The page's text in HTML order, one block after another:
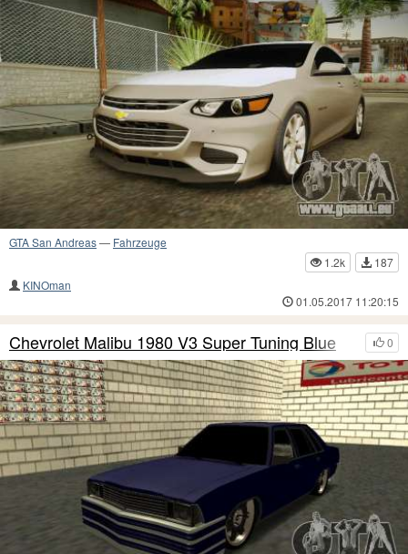
GTA San Andreas— Fahrzeuge
1.2k
187
KINOman
01.05.2017 11:20:15
0
Chevrolet Malibu 1980 V3 Super Tuning Blue